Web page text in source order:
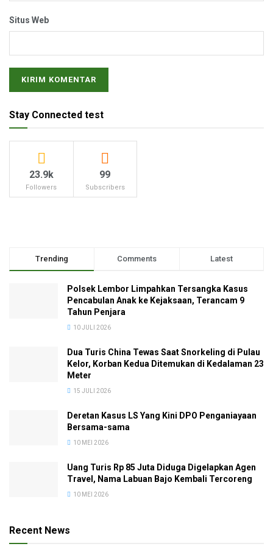
Situs Web
Stay Connected test
23.9k
Followers
99
Subscribers
Trending Comments Latest
Polsek Lembor Limpahkan Tersangka Kasus
Pencabulan Anak ke Kejaksaan, Terancam 9
Tahun Penjara
10 JULI 2026
Dua Turis China Tewas Saat Snorkeling di Pulau
Kelor, Korban Kedua Ditemukan di Kedalaman 23
Meter
15 JULI 2026
Deretan Kasus LS Yang Kini DPO Penganiayaan
Bersama-sama
10 MEI 2026
Uang Turis Rp 85 Juta Diduga Digelapkan Agen
Travel, Nama Labuan Bajo Kembali Tercoreng
10 MEI 2026
Recent News